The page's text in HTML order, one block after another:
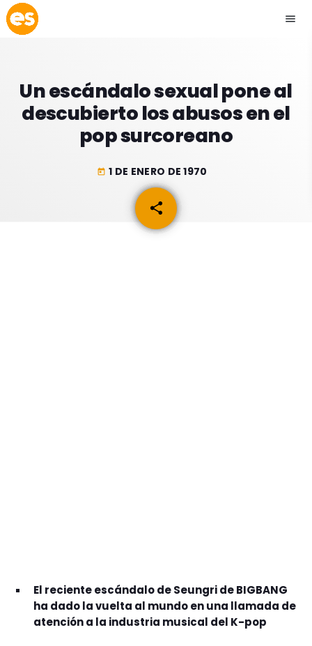
menu
play_arrow EMISIÓN LA PAZ
EMISIÓN COCHABAMBA
Un escándalo sexual pone al
descubierto los abusos en el
pop surcoreano
today 1 DE ENERO DE 1970
share
email
El reciente escándalo de Seungri de BIGBANG
ha dado la vuelta al mundo en una llamada de
atención a la industria musical del K-pop